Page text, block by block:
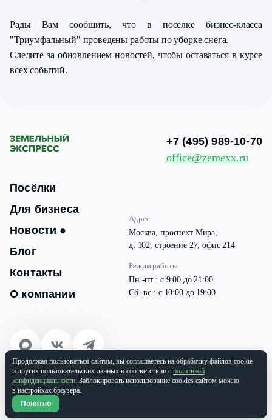
Рады Вам сообщить, что в посёлке бизнес-класса
"Триумфальный" проведены работы по уборке снега.
Следите за обновлением новостей, чтобы оставаться в курсе
всех событий.
Посёлки
Для бизнеса
Новости ●
Блог
Контакты
О компании
Адрес
Москва, проспект Мира,
д. 102, строение 27, офис 214
Режим работы
Пн -пт : с 9:00 до 21:00
Сб -вс : с 10:00 до 19:00
+7 (495) 989-10-70
office@zemexx.ru
© 2026 Все права защищены
ООО «ЗЕМЭКС» ИНН: 9701087133 | ОГРН: 1177746937565
Политика конфиденциальности
Продолжая пользоваться сайтом, вы соглашаетесь на обработку файлов cookie
и других пользовательских данных в соответствии с политикой
конфиденциальности. Заблокировать использование cookies сайтом можно
в настройках браузера.
Понятно